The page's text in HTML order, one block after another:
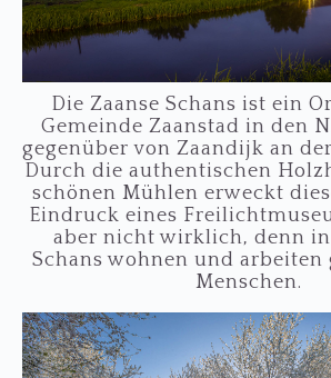
Die Zaanse Schans ist ein
Gemeinde Zaanstad in den
gegenüber von Zaandijk an
Durch die authentischen
schönen Mühlen erweckt
Eindruck eines
aber nicht wirklich, denn in
Schans wohnen und arbeiten
Menschen.